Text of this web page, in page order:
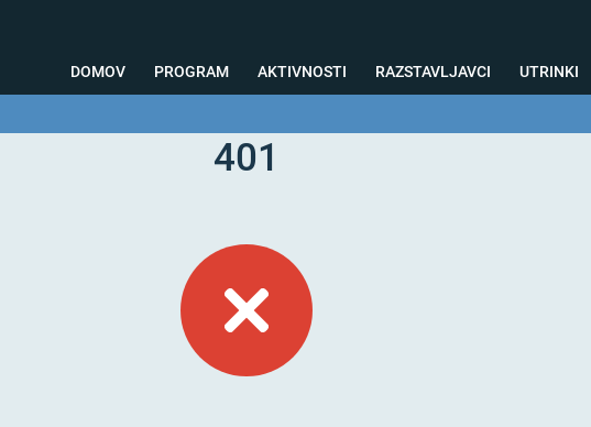
DOMOV PROGRAM AKTIVNOSTI
Testiranja
RAZSTAVLJAVCI UTRINKI
401